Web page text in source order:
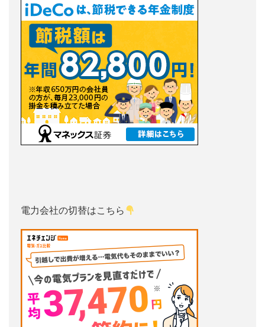
電力会社の切替はこちら